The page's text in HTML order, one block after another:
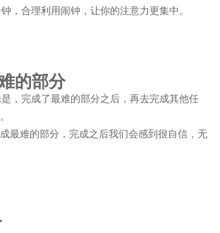
，合理利用闹钟，让你的注意力更集中。
的部分
，完成了最难的部分之后，再去完成其他任
最难的部分，完成之后我们会感到很自信，无